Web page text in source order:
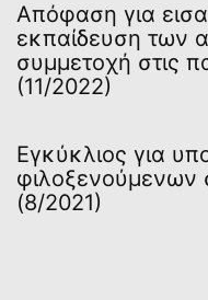
Απόφαση για
εκπαίδευση των
συμμετοχή στις
(11/2022)
Εγκύκλιος για
(8/2021)